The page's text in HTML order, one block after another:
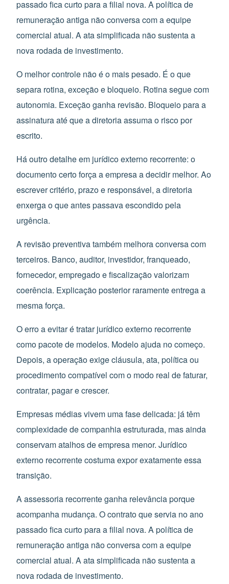
passado fica curto para a filial nova. A política de
remuneração antiga não conversa com a equipe
comercial atual. A ata simplificada não sustenta a
nova rodada de investimento.
O melhor controle não é o mais pesado. É o que
separa rotina, exceção e bloqueio. Rotina segue com
autonomia. Exceção ganha revisão. Bloqueio para a
assinatura até que a diretoria assuma o risco por
escrito.
Há outro detalhe em jurídico externo recorrente: o
documento certo força a empresa a decidir melhor. Ao
escrever critério, prazo e responsável, a diretoria
enxerga o que antes passava escondido pela
urgência.
A revisão preventiva também melhora conversa com
terceiros. Banco, auditor, investidor, franqueado,
fornecedor, empregado e fiscalização valorizam
coerência. Explicação posterior raramente entrega a
mesma força.
O erro a evitar é tratar jurídico externo recorrente
como pacote de modelos. Modelo ajuda no começo.
Depois, a operação exige cláusula, ata, política ou
procedimento compatível com o modo real de faturar,
contratar, pagar e crescer.
Empresas médias vivem uma fase delicada: já têm
complexidade de companhia estruturada, mas ainda
conservam atalhos de empresa menor. Jurídico
externo recorrente costuma expor exatamente essa
transição.
A assessoria recorrente ganha relevância porque
acompanha mudança. O contrato que servia no ano
passado fica curto para a filial nova. A política de
remuneração antiga não conversa com a equipe
comercial atual. A ata simplificada não sustenta a
nova rodada de investimento.